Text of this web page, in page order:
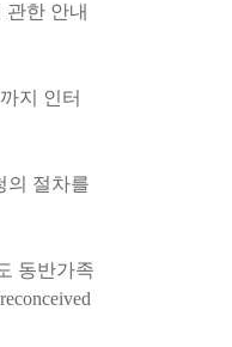
한 안내
지 인터
의 절차를
동반가족